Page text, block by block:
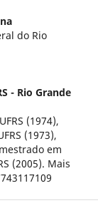
do Rio
- Rio Grande
(1974),
(1973),
em
(2005). Mais